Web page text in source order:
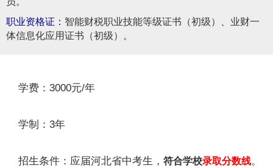
职业资格证： 智能财税职业技能等级证书（初级）、业财一
体信息化应用证书（初级）。
学费：3000元/年
学制：3年
招生条件：应届河北省中考生， 符合学校录取分数线。